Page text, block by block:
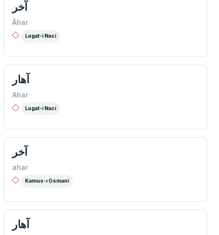
آخر
Âhar
Lugat-i Naci
آهار
Ahar
Lugat-i Naci
آخر
ahar
Kamus-ı Osmani
آهار